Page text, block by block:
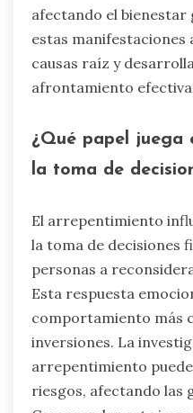
afectando el
estas manifestaciones
causas raíz y
afrontamiento
¿Qué papel juega
la toma de
El arrepentimiento
la toma de decisiones
personas a
Esta respuesta
comportamiento más
inversiones. La
arrepentimiento
riesgos, afectando las